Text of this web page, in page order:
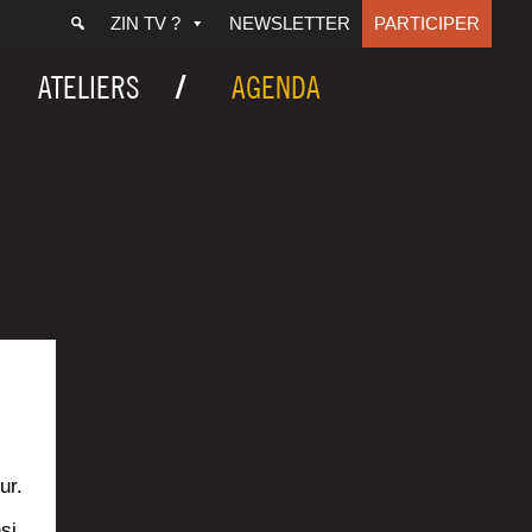
ZIN TV ? NEWSLETTER PARTICIPER
ATELIERS AGENDA